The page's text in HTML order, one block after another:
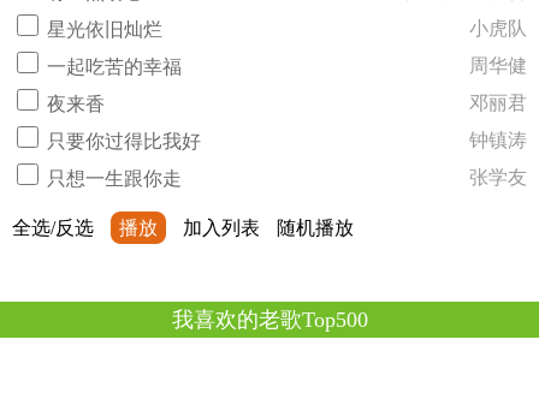
星光依旧灿烂
小虎队
一起吃苦的幸福
周华健
夜来香
邓丽君
只要你过得比我好
钟镇涛
只想一生跟你走
张学友
全选/反选 播放 加入列表 随机播放
我喜欢的老歌Top500